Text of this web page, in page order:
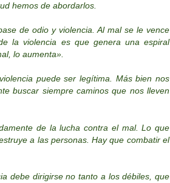
hemos de abordarlos.
de odio y violencia. Al mal se le vence
la violencia es que genera una espiral
lo aumenta».
puede ser legítima. Más bien nos
buscar siempre caminos que nos lleven
de la lucha contra el mal. Lo que
a las personas. Hay que combatir el
debe dirigirse no tanto a los débiles, que